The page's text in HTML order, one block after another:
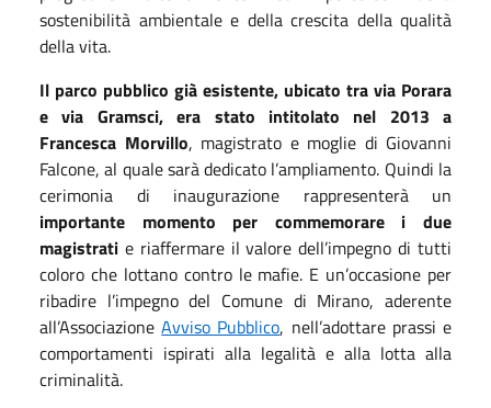
sostenibilità ambientale e della crescita della qualità
della vita.
Il parco pubblico già esistente, ubicato tra via Porara
e via Gramsci, era stato intitolato nel 2013 a
Francesca Morvillo, magistrato e moglie di Giovanni
Falcone, al quale sarà dedicato l’ampliamento. Quindi la
cerimonia di inaugurazione rappresenterà un
importante momento per commemorare i due
magistrati e riaffermare il valore dell’impegno di tutti
coloro che lottano contro le mafie. E un’occasione per
ribadire l’impegno del Comune di Mirano, aderente
all’AssociazioneAvviso Pubblico, nell’adottare prassi e
comportamenti ispirati alla legalità e alla lotta alla
criminalità.